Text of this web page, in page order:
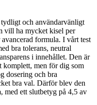
och användarvänligt
vill ha mycket kisel per
formula. I vårt test
bra tolerans, neutral
i innehållet. Den är
komplett, men för dig som
dosering och bra
bra val. Därför blev den
, med ett slutbetyg på 4,5 av